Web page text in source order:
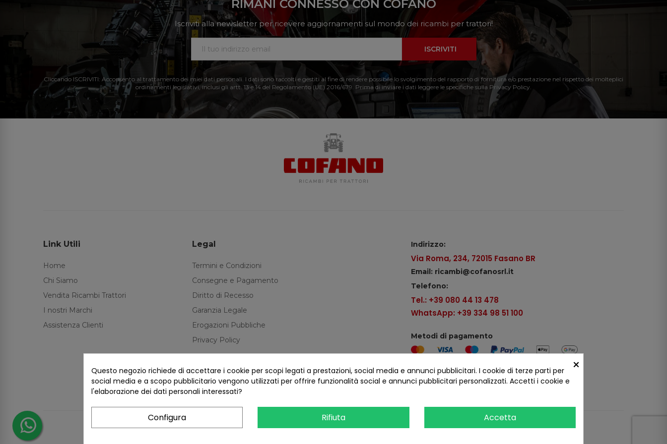
RIMANI CONNESSO CON COFANO
Iscriviti alla newsletter per ricevere aggiornamenti sul mondo dei ricambi per trattori!
ISCRIVITI
Cliccando ISCRIVITI: Acconsento al trattamento dei miei dati personali. I dati sono raccolti e gestiti al fine di rendere possibile lo svolgimento del rapporto di fornitura e/o prestazione nel rispetto dei molteplici
ordinamenti legislativi, inclusi gli artt. 13 e 14 del Regolamento (UE) 2016/679. Prima di inviare i dati leggere le specifiche sulla Privacy Policy.
Link Utili
Home
Chi Siamo
Vendita Ricambi Trattori
I nostri Marchi
Assistenza Clienti
Legal
Termini e Condizioni
Consegne e Pagamento
Diritto di Recesso
Garanzia Legale
Erogazioni Pubbliche
Privacy Policy
Indirizzo:
Via Roma, 234, 72015 Fasano BR
Email: ricambi@cofanosrl.it
Telefono:
Tel.: +39 080 44 13 478
WhatsApp: +39 334 98 51 100
Metodi di pagamento
Seguici sui social
COFANO S.R.L. - P.IVA 01254650748 - TUTTI I DIRITTI RISERVATI
×
Questo negozio richiede di accettare i cookie per scopi legati a prestazioni, social media e annunci pubblicitari. I cookie di terze parti per
social media e a scopo pubblicitario vengono utilizzati per offrire funzionalità social e annunci pubblicitari personalizzati. Accetti i cookie e
l'elaborazione dei dati personali interessati?
Configura Rifiuta Accetta